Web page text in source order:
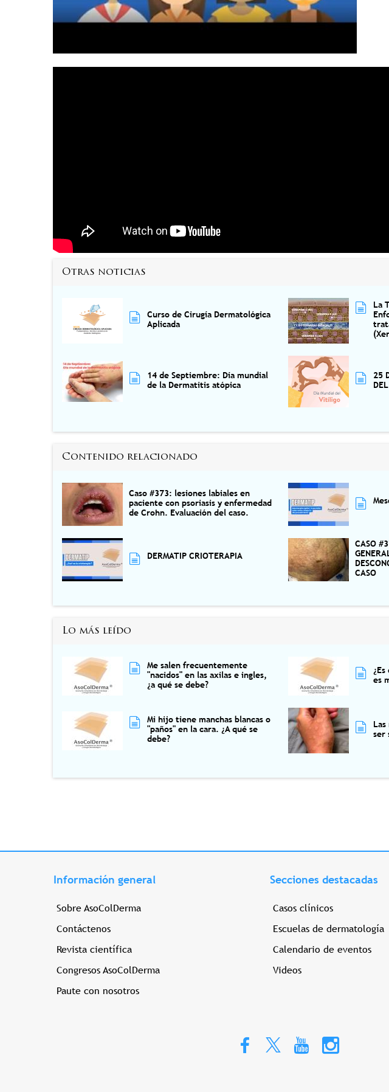
Otras noticias
Curso de Cirugía Dermatológica
Aplicada
La
14 de Septiembre: Día mundial
de la Dermatitis atópica
25
Contenido relacionado
Caso #373: lesiones labiales en
paciente con psoriasis y enfermedad
de Crohn. Evaluación del caso.
DERMATIP CRIOTERAPIA
CASO
CASO
Lo más leído
Me salen frecuentemente
"nacidos" en las axilas e ingles,
¿a qué se debe?
es
Mi hijo tiene manchas blancas o
"paños" en la cara. ¿A qué se
debe?
ser
Información general
Sobre AsoColDerma
Contáctenos
Revista científica
Congresos AsoColDerma
Paute con nosotros
Secciones destacadas
Casos clínicos
Escuelas de dermatología
Calendario de eventos
Videos